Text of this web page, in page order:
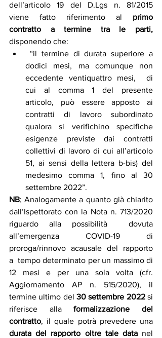
dell’articolo  19  del  D.Lgs  n.  81/2015
viene  fatto  riferimento  al primo
contratto a termine tra le parti,
disponendo che:
dodici mesi, ma comunque non
eccedente ventiquattro mesi,  di
cui  al  comma  1  del  presente
articolo,  può  essere  apposto  ai
contratti  di  lavoro  subordinato
qualora si verifichino specifiche
esigenze previste dai contratti
collettivi di lavoro di cui all’articolo
51, ai sensi della lettera b-bis) del
medesimo comma 1, fino al 30
settembre 2022”.
NB; Analogamente a quanto già chiarito
dall’Ispettorato con la Nota n. 713/2020
riguardo alla possibilità  dovuta
all’emergenza  COVID-19  di
proroga/rinnovo  acausale  del  rapporto
a  tempo determinato per un massimo di
12 mesi e per una sola volta (cfr.
Aggiornamento AP n. 515/2020), il
termine ultimo del 30 settembre 2022 si
riferisce alla formalizzazione del
contratto
durata del rapporto oltre tale data nel